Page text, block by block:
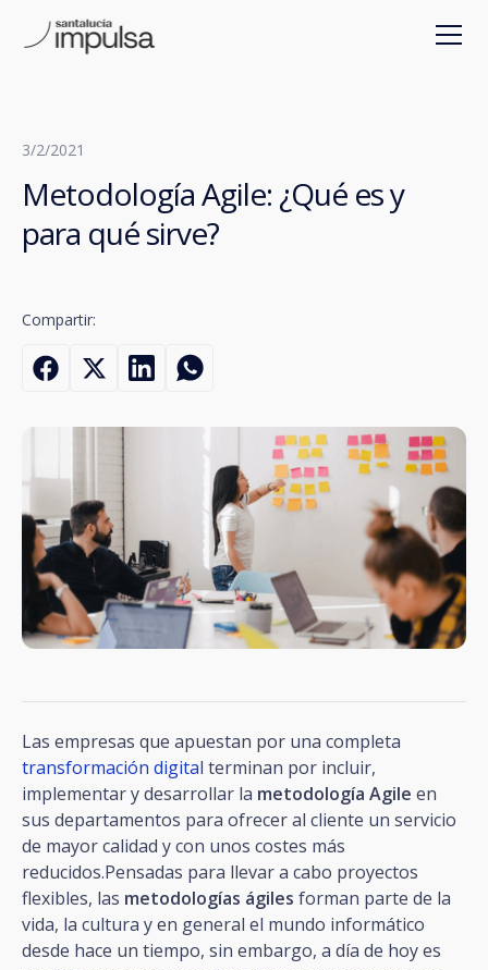
3/2/2021
Metodología Agile: ¿Qué es y
para qué sirve?
Compartir:
Las empresas que apuestan por una completa
transformación digital terminan por incluir,
implementar y desarrollar la metodología Agile en
sus departamentos para ofrecer al cliente un servicio
de mayor calidad y con unos costes más
reducidos.Pensadas para llevar a cabo proyectos
flexibles, las metodologías ágiles forman parte de la
vida, la cultura y en general el mundo informático
desde hace un tiempo, sin embargo, a día de hoy es